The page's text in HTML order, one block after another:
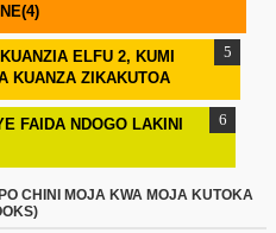
ELFU 2, KUMI
KUANZA ZIKAKUTOA
FAIDA NDOGO LAKINI
CHINI MOJA KWA MOJA KUTOKA